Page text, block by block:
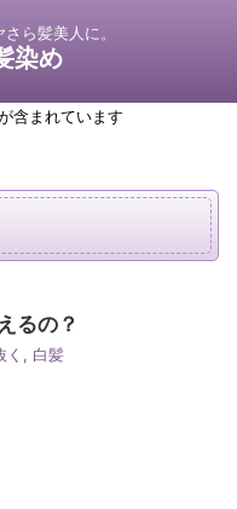
ら髪美人に。
染め
含まれています
るの？
く , 白髪